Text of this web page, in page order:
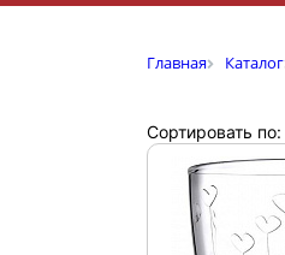
Главная Каталог
Сортировать по: